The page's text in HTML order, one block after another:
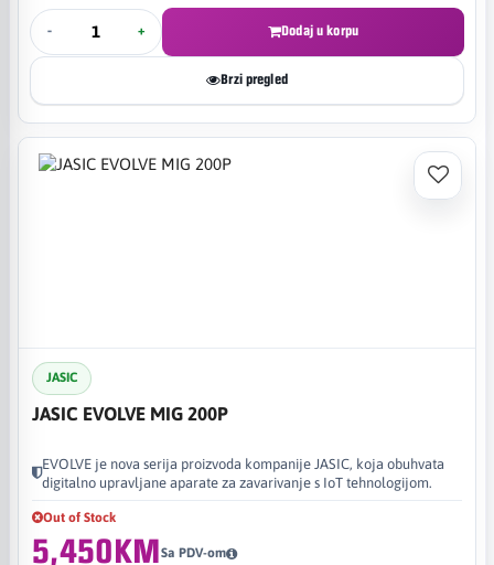
- + Dodaj u korpu
Brzi pregled
JASIC
JASIC EVOLVE MIG 200P
EVOLVE je nova serija proizvoda kompanije JASIC, koja obuhvata
digitalno upravljane aparate za zavarivanje s IoT tehnologijom.
Out of Stock
5,450KMSa PDV-om